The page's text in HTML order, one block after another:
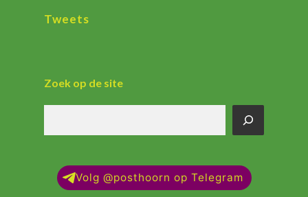
Tweets
Zoek op de site
de
Volg @posthoorn op Telegram